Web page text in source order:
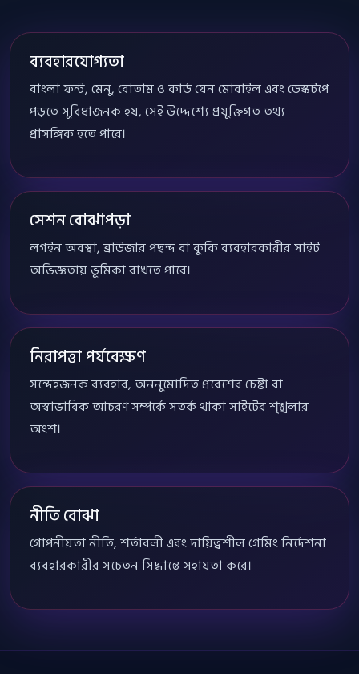
ব্যবহারযোগ্যতা
বাংলা ফন্ট, মেনু, বোতাম ও কার্ড যেন মোবাইল এবং ডেস্কটপে
পড়তে সুবিধাজনক হয়, সেই উদ্দেশ্যে প্রযুক্তিগত তথ্য
প্রাসঙ্গিক হতে পারে।
সেশন বোঝাপড়া
লগইন অবস্থা, ব্রাউজার পছন্দ বা কুকি ব্যবহারকারীর সাইট
অভিজ্ঞতায় ভূমিকা রাখতে পারে।
নিরাপত্তা পর্যবেক্ষণ
সন্দেহজনক ব্যবহার, অননুমোদিত প্রবেশের চেষ্টা বা
অস্বাভাবিক আচরণ সম্পর্কে সতর্ক থাকা সাইটের শৃঙ্খলার
অংশ।
নীতি বোঝা
গোপনীয়তা নীতি, শর্তাবলী এবং দায়িত্বশীল গেমিং নির্দেশনা
ব্যবহারকারীর সচেতন সিদ্ধান্তে সহায়তা করে।